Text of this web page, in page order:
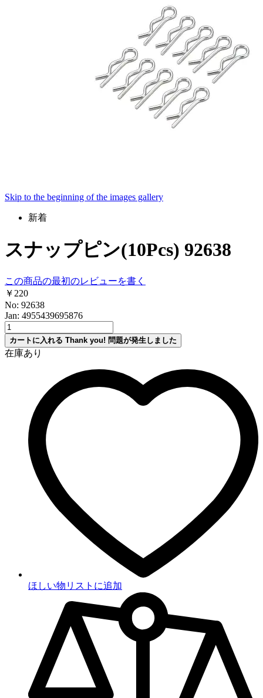
Skip to the beginning of the images gallery
新着
スナップピン(10Pcs) 92638
この商品の最初のレビューを書く
￥220
No: 92638
Jan: 4955439695876
カートに入れる Thank you! 問題が発生しました
在庫あり
ほしい物リストに追加